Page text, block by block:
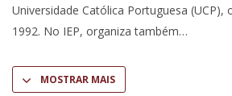
Universidade Católica Portuguesa (UCP),
1992. No IEP, organiza também
MOSTRAR MAIS